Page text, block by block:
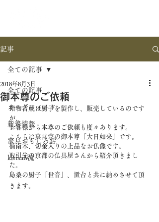
記事
全ての記事
オーダーメイド
新着情報
家具おもしろ話
kittsan流
全ての記事
御本尊のご依頼
2018年8月3日
指物吉蔵は厨子を製作し、販売しているのです
が、
お客様から本尊のご依頼も度々あります。
こちらは真言宗の御本尊「大日如来」です。
楠南木、切金入りの上品なお仏像です。
取引先の京都の仏具屋さんから紹介頂きまし
た。
島桑の厨子「世音」、置台と共に納めさせて頂
きます。